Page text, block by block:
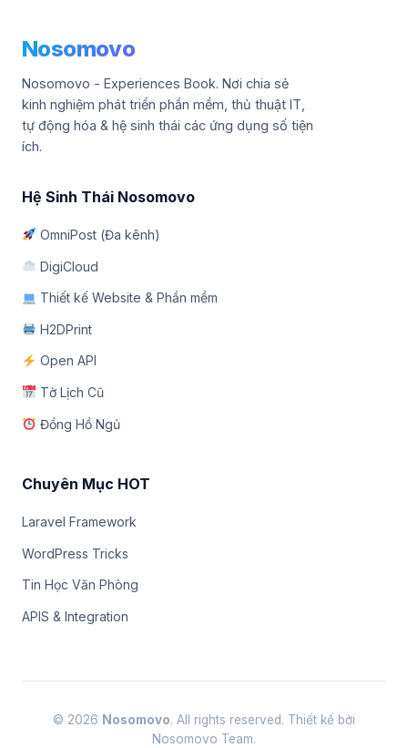
Nosomovo
Nosomovo - Experiences Book. Nơi chia sẻ
kinh nghiệm phát triển phần mềm, thủ thuật IT,
tự động hóa & hệ sinh thái các ứng dụng số tiện
ích.
Hệ Sinh Thái Nosomovo
OmniPost (Đa kênh)
DigiCloud
Thiết kế Website & Phần mềm
H2DPrint
Open API
Tờ Lịch Cũ
Đồng Hồ Ngủ
Chuyên Mục HOT
Laravel Framework
WordPress Tricks
Tin Học Văn Phòng
APIS & Integration
© 2026 Nosomovo. All rights reserved. Thiết kế bởi
Nosomovo Team.